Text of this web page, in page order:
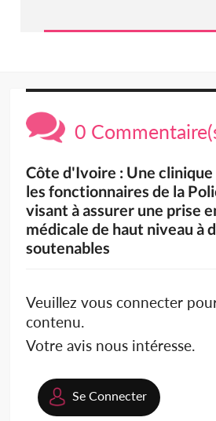
0
Côte d'Ivoire : Une
les fonctionnaires de la
visant à assurer une prise
médicale de haut niveau à
soutenables
Veuillez vous connecter
contenu.
Votre avis nous intéresse.
Se Connecter